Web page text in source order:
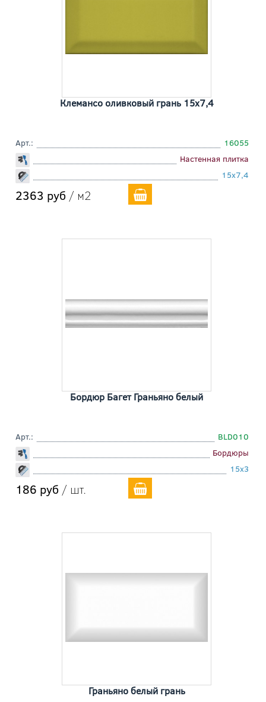
Клемансо оливковый грань 15x7,4
Арт.:
16055
Настенная плитка
15x7,4
2363 руб / м2
Бордюр Багет Граньяно белый
Арт.:
BLD010
Бордюры
15x3
186 руб / шт.
Граньяно белый грань